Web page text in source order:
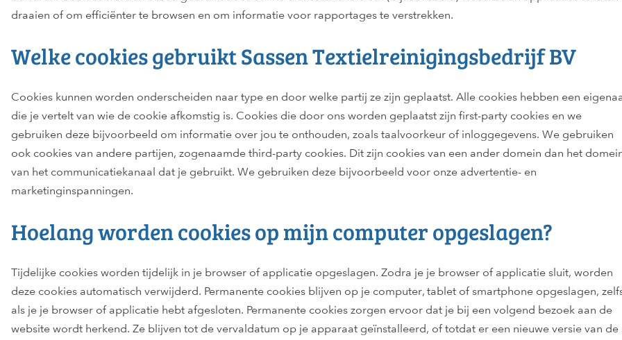
draaien of om efficiënter te browsen en om informatie voor rapportages te verstrekken.
Welke cookies gebruikt Sassen Textielreinigingsbedrijf BV
Cookies kunnen worden onderscheiden naar type en door welke partij ze zijn geplaatst. Alle cookies hebben een
die je vertelt van wie de cookie afkomstig is. Cookies die door ons worden geplaatst zijn first-party cookies en we
gebruiken deze bijvoorbeeld om informatie over jou te onthouden, zoals taalvoorkeur of inloggegevens. We gebruiken
ook cookies van andere partijen, zogenaamde third-party cookies. Dit zijn cookies van een ander domein dan het
van het communicatiekanaal dat je gebruikt. We gebruiken deze bijvoorbeeld voor onze advertentie- en
marketinginspanningen.
Hoelang worden cookies op mijn computer opgeslagen?
Tijdelijke cookies worden tijdelijk in je browser of applicatie opgeslagen. Zodra je je browser of applicatie sluit, worden
deze cookies automatisch verwijderd. Permanente cookies blijven op je computer, tablet of smartphone opgeslagen,
als je je browser of applicatie hebt afgesloten. Permanente cookies zorgen ervoor dat je bij een volgend bezoek aan de
website wordt herkend. Ze blijven tot de vervaldatum op je apparaat geïnstalleerd, of totdat er een nieuwe versie van de